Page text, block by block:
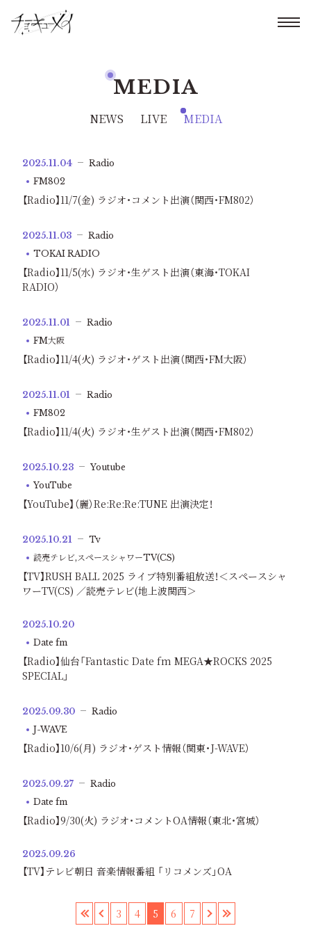
MEDIA
NEWS LIVE MEDIA
2025.11.04
Radio
FM802
【Radio】11/7(金) ラジオ・コメント出演（関西・FM802）
2025.11.03
Radio
TOKAI RADIO
【Radio】11/5(水) ラジオ・生ゲスト出演（東海・TOKAI
RADIO）
2025.11.01
Radio
FM大阪
【Radio】11/4(火) ラジオ・ゲスト出演（関西・FM大阪）
2025.11.01
Radio
FM802
【Radio】11/4(火) ラジオ・生ゲスト出演（関西・FM802）
2025.10.23
Youtube
YouTube
【YouTube】（麗）Re:Re:Re:TUNE 出演決定！
2025.10.21
Tv
読売テレビ,スペースシャワーTV(CS)
【TV】RUSH BALL 2025 ライブ特別番組放送！＜スペースシャ
ワーTV(CS) ／読売テレビ(地上波関西＞
2025.10.20
Date fm
【Radio】仙台「Fantastic Date fm MEGA★ROCKS 2025
SPECIAL」
2025.09.30
Radio
J-WAVE
【Radio】10/6(月) ラジオ・ゲスト情報（関東・J-WAVE）
2025.09.27
Radio
Date fm
【Radio】9/30(火) ラジオ・コメントOA情報（東北・宮城）
2025.09.26
【TV】テレビ朝日 音楽情報番組 「リコメンズ」OA
« ‹ 3 4 5 6 7 › »